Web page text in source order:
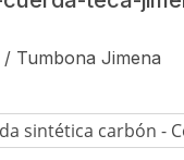
/ Tumbona Jimena